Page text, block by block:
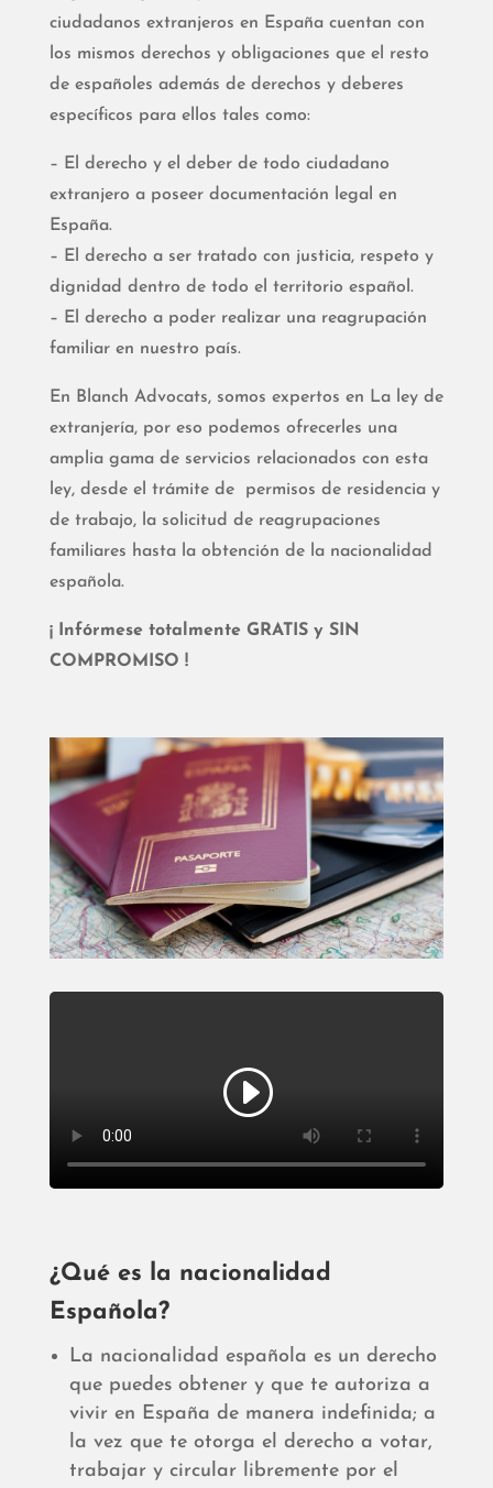
ciudadanos extranjeros en España cuentan con
los mismos derechos y obligaciones que el resto
de españoles además de derechos y deberes
específicos para ellos tales como:
– El derecho y el deber de todo ciudadano
extranjero a poseer documentación legal en
España.
– El derecho a ser tratado con justicia, respeto y
dignidad dentro de todo el territorio español.
– El derecho a poder realizar una reagrupación
familiar en nuestro país.
En Blanch Advocats, somos expertos en La ley de
extranjería, por eso podemos ofrecerles una
amplia gama de servicios relacionados con esta
ley, desde el trámite de permisos de residencia y
de trabajo, la solicitud de reagrupaciones
familiares hasta la obtención de la nacionalidad
española.
¡ Infórmese totalmente GRATIS y SIN
COMPROMISO !
¿Qué es la nacionalidad
Española?
La nacionalidad española es un derecho
que puedes obtener y que te autoriza a
vivir en España de manera indefinida; a
la vez que te otorga el derecho a votar,
trabajar y circular libremente por el